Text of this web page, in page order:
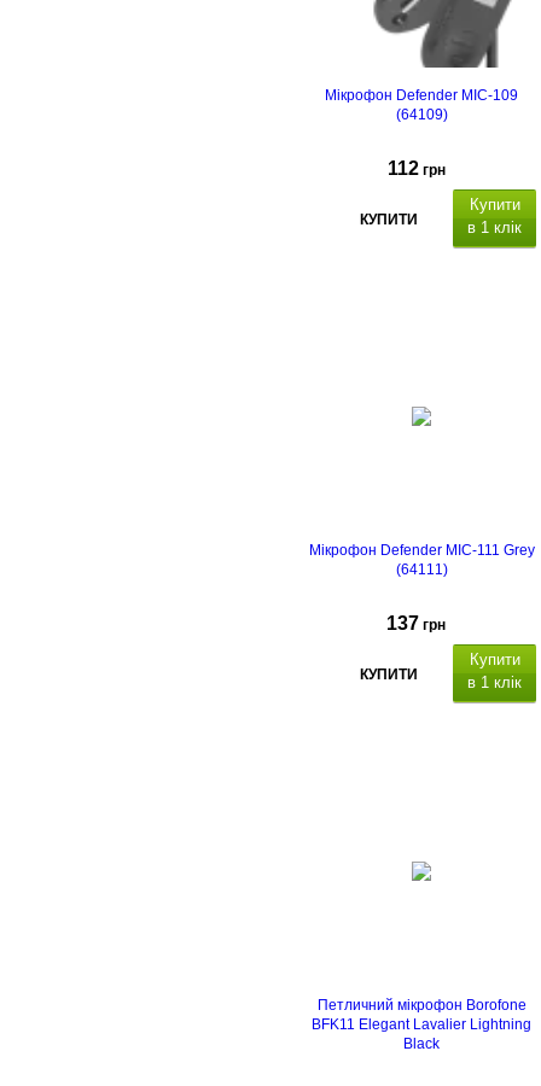
Мікрофон Defender MIC-109
(64109)
112 грн
КУПИТИ
Купити
в 1 клік
Мікрофон Defender MIC-111 Grey
(64111)
137 грн
КУПИТИ
Купити
в 1 клік
Петличний мікрофон Borofone
BFK11 Elegant Lavalier Lightning
Black